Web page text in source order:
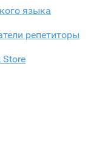
языка
репетиторы
Store